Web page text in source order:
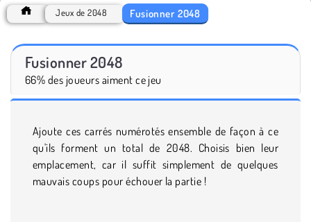
Jeux de 2048 Fusionner 2048
Fusionner 2048
66% des joueurs aiment ce jeu
Ajoute ces carrés numérotés ensemble de façon à ce
qu'ils forment un total de 2048. Choisis bien leur
emplacement, car il suffit simplement de quelques
mauvais coups pour échouer la partie !